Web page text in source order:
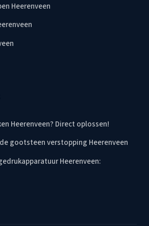
Heerenveen
Heerenveen? Direct oplossen!
gootsteen verstopping Heerenveen
Heerenveen: